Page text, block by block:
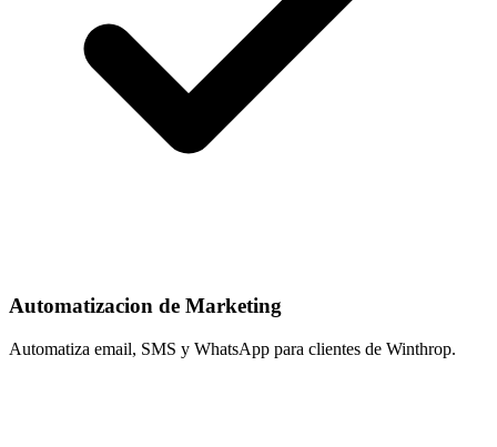
Automatizacion de Marketing
Automatiza email, SMS y WhatsApp para clientes de Winthrop.